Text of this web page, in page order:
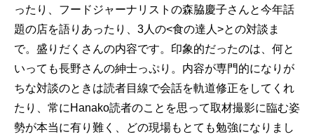
ったり、フードジャーナリストの森脇慶子さんと今年話
題の店を語りあったり、3人の<食の達人>との対談ま
で。盛りだくさんの内容です。印象的だったのは、何と
いっても長野さんの紳士っぷり。内容が専門的になりが
ちな対談のときは読者目線で会話を軌道修正をしてくれ
たり、常にHanako読者のことを思って取材撮影に臨む姿
勢が本当に有り難く、どの現場もとても勉強になりまし